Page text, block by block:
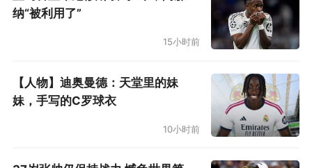
纳“被利用了”
15小时前
【人物】迪奥曼德：天堂里的妹
妹，手写的C罗球衣
10小时前